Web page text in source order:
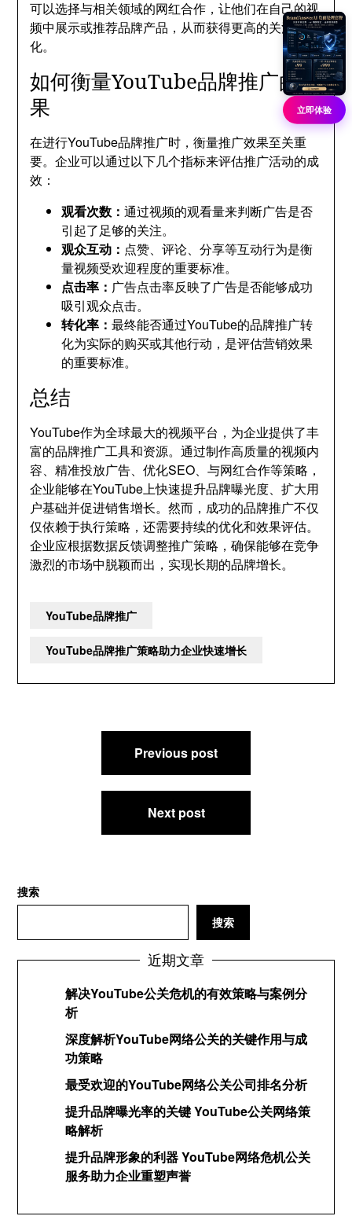
可以选择与相关领域的网红合作，让他们在自己的视
频中展示或推荐品牌产品，从而获得更高的关注和转
化。
如何衡量YouTube品牌推广的效
果
在进行YouTube品牌推广时，衡量推广效果至关重
要。企业可以通过以下几个指标来评估推广活动的成
效：
观看次数：通过视频的观看量来判断广告是否
引起了足够的关注。
观众互动： 点赞、评论、分享等互动行为是衡
量视频受欢迎程度的重要标准。
点击率： 广告点击率反映了广告是否能够成功
吸引观众点击。
转化率：最终能否通过YouTube的品牌推广转
化为实际的购买或其他行动，是评估营销效果
的重要标准。
总结
YouTube作为全球最大的视频平台，为企业提供了丰
富的品牌推广工具和资源。通过制作高质量的视频内
容、精准投放广告、优化SEO、与网红合作等策略，
企业能够在YouTube上快速提升品牌曝光度、扩大用
户基础并促进销售增长。然而，成功的品牌推广不仅
仅依赖于执行策略，还需要持续的优化和效果评估。
企业应根据数据反馈调整推广策略，确保能够在竞争
激烈的市场中脱颖而出，实现长期的品牌增长。
YouTube品牌推广
YouTube品牌推广策略助力企业快速增长
Previous post
Next post
搜索
搜索
近期文章
解决YouTube公关危机的有效策略与案例分
析
深度解析YouTube网络公关的关键作用与成
功策略
最受欢迎的YouTube网络公关公司排名分析
提升品牌曝光率的关键 YouTube公关网络策
略解析
提升品牌形象的利器 YouTube网络危机公关
服务助力企业重塑声誉
立即体验